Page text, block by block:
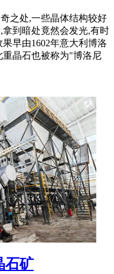
之处,一些晶体结构较好
到暗处竟然会发光,有时
早由1602年意大利博洛
重晶石也被称为"博洛尼
石矿